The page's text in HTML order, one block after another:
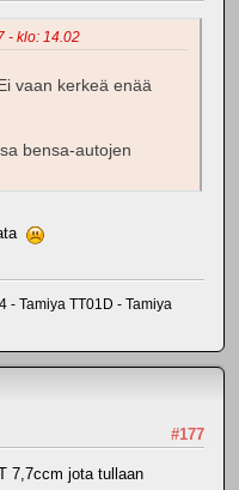
- klo: 14.02
vaan kerkeä enää
bensa-autojen
- Tamiya TT01D - Tamiya
#177
7,7ccm jota tullaan